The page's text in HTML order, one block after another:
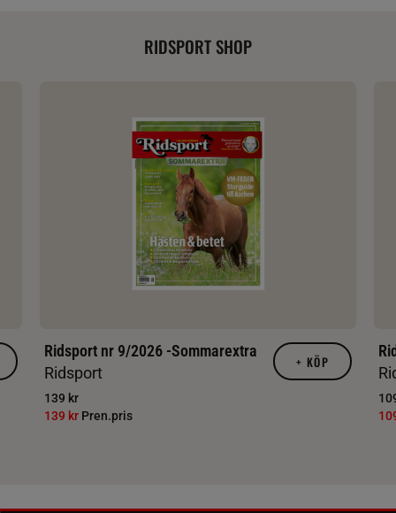
RIDSPORT SHOP
Ridsport nr 9/2026 -Sommarextra
Ridsport
139 kr
139 kr Pren.pris
+ KÖP